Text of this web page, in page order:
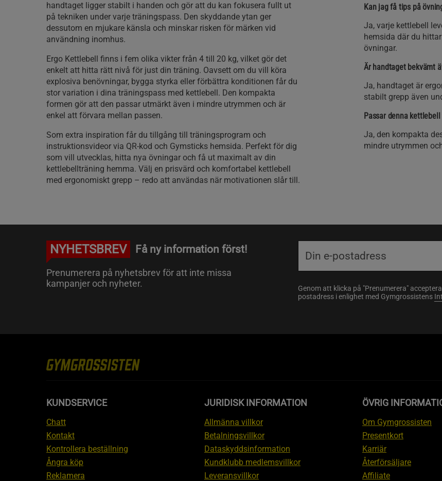
handtaget ligger stabilt i handen och gör att du kan fokusera fullt ut
på tekniken under varje träningspass. Den skyddande ytan ger
dessutom en mjukare känsla och minskar risken för märken vid
användning inomhus.
Ergo Kettlebell finns i fem olika vikter från 4 till 20 kg, vilket gör det
enkelt att hitta rätt nivå för just din träning. Oavsett om du vill köra
explosiva benövningar, bygga styrka eller förbättra konditionen får du
stor variation i dina träningspass med kettlebell. Den kompakta
formen gör att den passar utmärkt även i mindre utrymmen och är
enkel att förvara mellan passen.
Som extra inspiration får du tillgång till träningsprogram och
instruktionsvideor via QR-kod och Gymsticks hemsida. Perfekt för dig
som vill utvecklas, hitta nya övningar och få ut maximalt av din
kettlebellträning hemma. Välj en prisvärd och komfortabel kettlebell
med ergonomiskt grepp – redo att användas när motivationen slår till.
Kan jag få tips på
Ja, varje kettlebell
hemsida där du
övningar.
Är handtaget bekvämt
Ja, handtaget är
stabilt grepp även
Passar denna
Ja, den kompakta
mindre utrymmen
NYHETSBREV Få ny information först!
Prenumerera på nyhetsbrev för att inte missa
kampanjer och nyheter.
Genom att klicka på "Prenumerera"
postadress i enlighet med Gymgrossistens
KUNDSERVICE
Chatt
Kontakt
Kontrollera beställning
Ångra köp
Reklamera
JURIDISK INFORMATION
Allmänna villkor
Betalningsvillkor
Dataskyddsinformation
Kundklubb medlemsvillkor
Leveransvillkor
ÖVRIG
Om Gymgrossisten
Presentkort
Karriär
Återförsäljare
Affiliate